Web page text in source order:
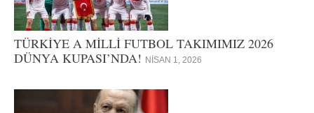
TÜRKİYE A MİLLİ FUTBOL TAKIMIMIZ 2026
DÜNYA KUPASI’NDA! NISAN 1, 2026